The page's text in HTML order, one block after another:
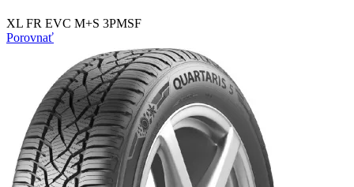
XL FR EVC M+S 3PMSF
Porovnať